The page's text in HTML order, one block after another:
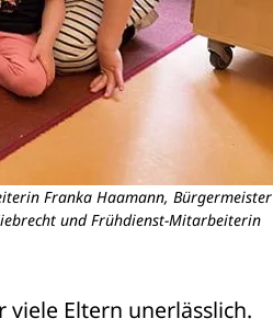
Franka Haamann, Bürgermeister
und Frühdienst-Mitarbeiterin
Eltern unerlässlich.